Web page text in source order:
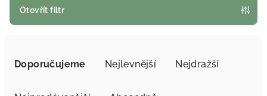
Otevřít filtr
Doporučujeme Nejlevnější Nejdražší